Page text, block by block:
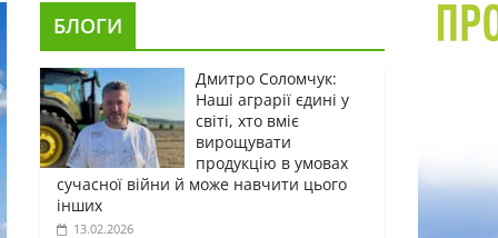
БЛОГИ
Дмитро Соломчук:
Наші аграрії єдині у
світі, хто вміє
вирощувати
продукцію в умовах
сучасної війни й може навчити цього
інших
13.02.2026